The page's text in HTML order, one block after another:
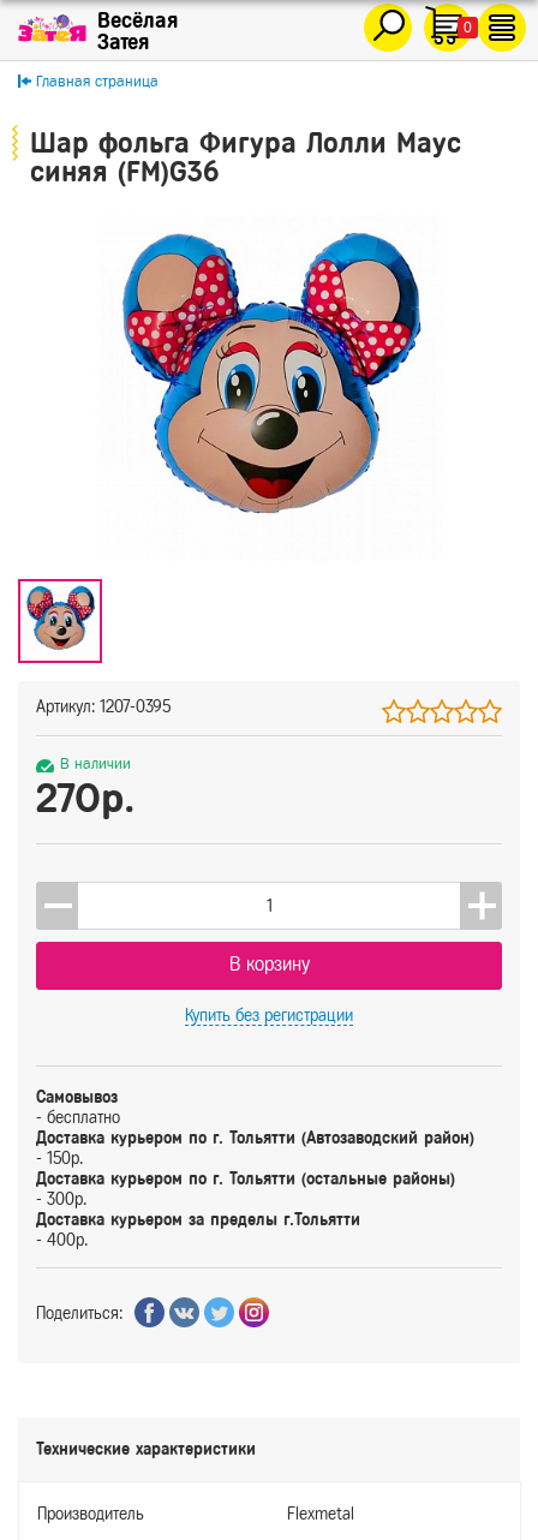
0
Главная страница
Шар фольга Фигура Лолли Маус
синяя (FM)G36
Артикул: 1207-0395
В наличии
270р.
В корзину
Купить без регистрации
Самовывоз
- бесплатно
Доставка курьером по г. Тольятти (Автозаводский район)
- 150р.
Доставка курьером по г. Тольятти (остальные районы)
- 300р.
Доставка курьером за пределы г.Тольятти
- 400р.
Поделиться:
Технические характеристики
Производитель Flexmetal